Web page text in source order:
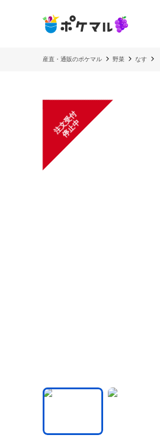
産直・通販のポケマル 野菜 なす
注
文
受
付
停
止
中